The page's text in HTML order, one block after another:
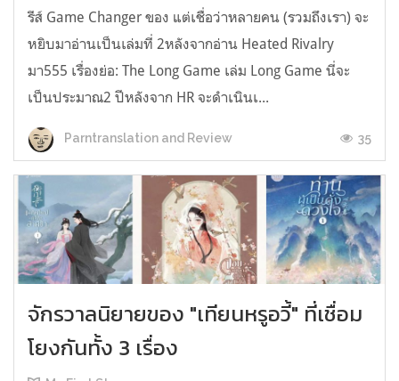
รีส์ Game Changer ของ แต่เชื่อว่าหลายคน (รวมถึงเรา) จะ
หยิบมาอ่านเป็นเล่มที่ 2หลังจากอ่าน Heated Rivalry
มา555 เรื่องย่อ: The Long Game เล่ม Long Game นี่จะ
เป็นประมาณ2 ปีหลังจาก HR จะดำเนินเ...
Parntranslation and Review 35
จักรวาลนิยายของ "เทียนหรูอวี้" ที่เชื่อม
โยงกันทั้ง 3 เรื่อง